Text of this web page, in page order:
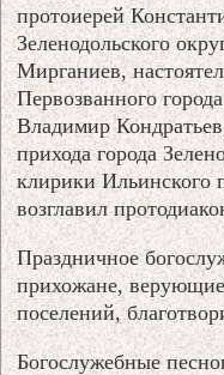
протоиерей
Зеленодольского
Мирганиев,
Первозванного
Владимир
прихода города
клирики Ильинского
возглавил
Праздничное
прихожане,
поселений,
Богослужебные